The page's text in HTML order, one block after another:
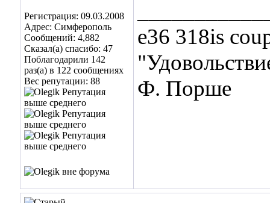
Регистрация: 09.03.2008
Адрес: Симферополь
Сообщений: 4,882
Сказал(а) спасибо: 47
Поблагодарили 142
раз(а) в 122 сообщениях
Вес репутации: 88
e36 318is
Ф. Порше